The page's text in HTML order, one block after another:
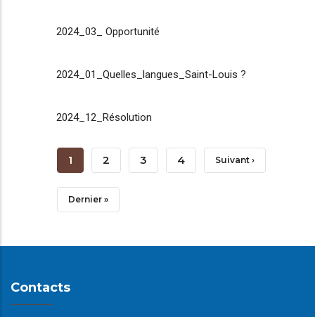
2024_03_ Opportunité
2024_01_Quelles_langues_Saint-Louis ?
2024_12_Résolution
Pagination
Page
Courante
1 Page
2 Page
3 Page
4 Page
Suivant ›
Dernière
Dernier »
Contacts